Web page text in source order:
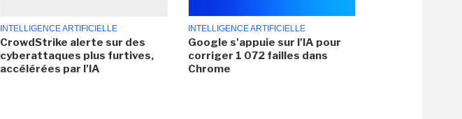
INTELLIGENCE ARTIFICIELLE
CrowdStrike alerte sur des
cyberattaques plus furtives,
accélérées par l'IA
INTELLIGENCE ARTIFICIELLE
Google s'appuie sur l'IA pour
corriger 1 072 failles dans
Chrome